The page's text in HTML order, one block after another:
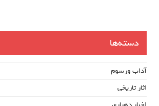
دسته‌ها
آداب ورسوم
اثار تاریخی